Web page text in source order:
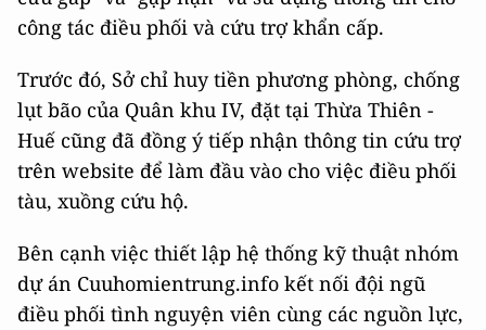
công tác điều phối và cứu trợ khẩn cấp.
Trước đó, Sở chỉ huy tiền phương phòng, chống
lụt bão của Quân khu IV, đặt tại Thừa Thiên -
Huế cũng đã đồng ý tiếp nhận thông tin cứu trợ
trên website để làm đầu vào cho việc điều phối
tàu, xuồng cứu hộ.
Bên cạnh việc thiết lập hệ thống kỹ thuật nhóm
dự án Cuuhomientrung.info kết nối đội ngũ
điều phối tình nguyện viên cùng các nguồn lực,